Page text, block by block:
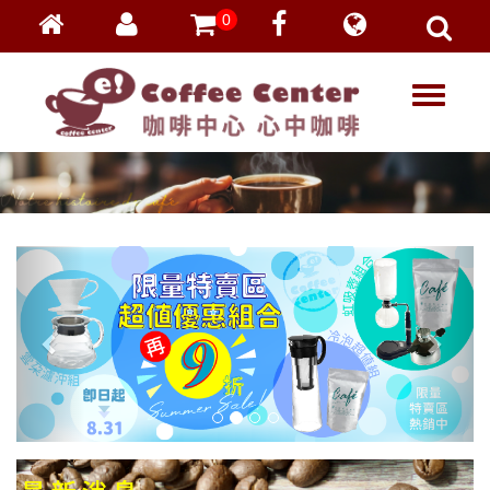
會員登入
忘記密碼
加入會員
VIP登入
VIP申請
0
T
l
e
a
v
i
g
a
t
i
o
n